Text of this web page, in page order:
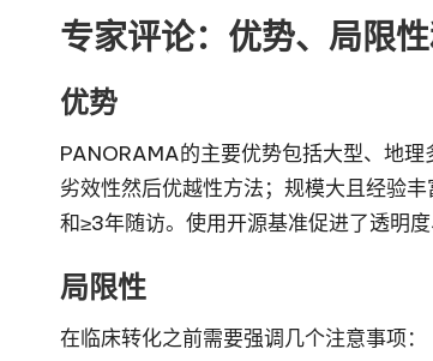
专家评论：优势、局限
优势
PANORAMA的主要优势包括大型、地
劣效性然后优越性方法；规模大且经验
和≥3年随访。使用开源基准促进了透明度
局限性
在临床转化之前需要强调几个注意事项：